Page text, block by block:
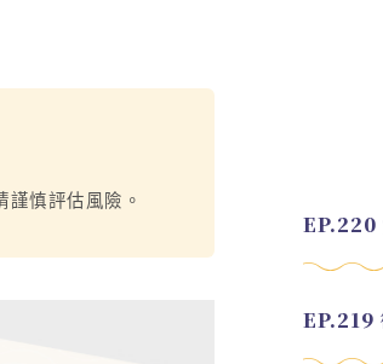
慎評估風險。